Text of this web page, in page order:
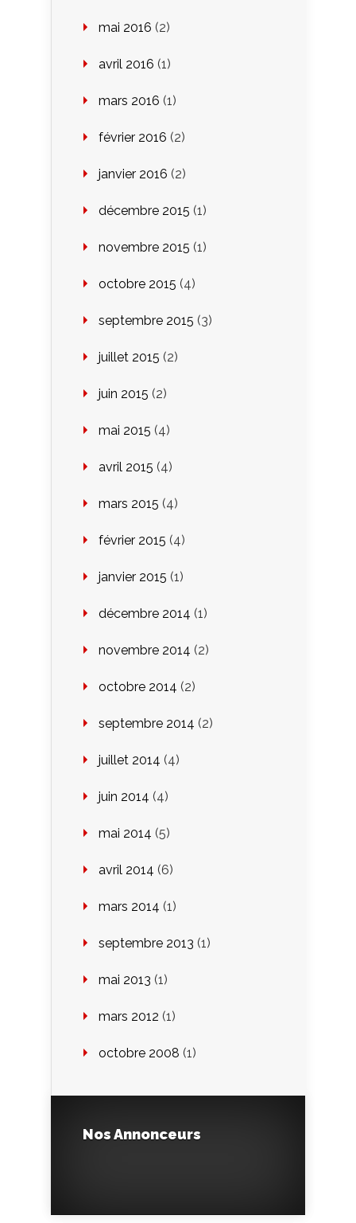
mai 2016 (2)
avril 2016 (1)
mars 2016 (1)
février 2016 (2)
janvier 2016 (2)
décembre 2015 (1)
novembre 2015 (1)
octobre 2015 (4)
septembre 2015 (3)
juillet 2015 (2)
juin 2015 (2)
mai 2015 (4)
avril 2015 (4)
mars 2015 (4)
février 2015 (4)
janvier 2015 (1)
décembre 2014 (1)
novembre 2014 (2)
octobre 2014 (2)
septembre 2014 (2)
juillet 2014 (4)
juin 2014 (4)
mai 2014 (5)
avril 2014 (6)
mars 2014 (1)
septembre 2013 (1)
mai 2013 (1)
mars 2012 (1)
octobre 2008 (1)
Nos Annonceurs